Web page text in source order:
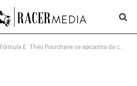
Fórmula E: Théo Pourchaire se aproxima da categoria ao integrar programa de jovens da Stellantis